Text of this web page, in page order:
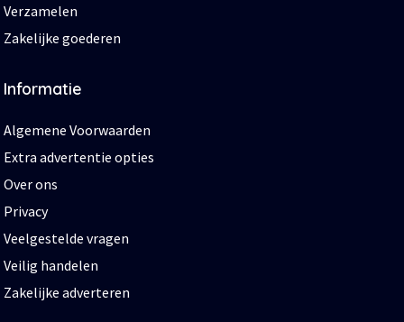
Verzamelen
Zakelijke goederen
Informatie
Algemene Voorwaarden
Extra advertentie opties
Over ons
Privacy
Veelgestelde vragen
Veilig handelen
Zakelijke adverteren